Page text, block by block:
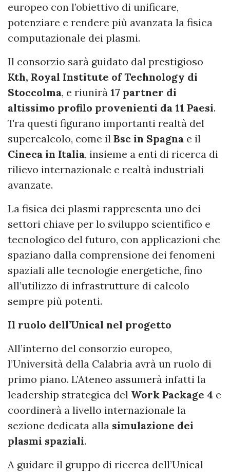
europeo con l’obiettivo di unificare,
potenziare e rendere più avanzata la fisica
computazionale dei plasmi.
Il consorzio sarà guidato dal prestigioso
Kth, Royal Institute of Technology di
Stoccolma, e riunirà 17 partner di
altissimo profilo provenienti da 11 Paesi.
Tra questi figurano importanti realtà del
supercalcolo, come il Bsc in Spagna e il
Cineca in Italia, insieme a enti di ricerca di
rilievo internazionale e realtà industriali
avanzate.
La fisica dei plasmi rappresenta uno dei
settori chiave per lo sviluppo scientifico e
tecnologico del futuro, con applicazioni che
spaziano dalla comprensione dei fenomeni
spaziali alle tecnologie energetiche, fino
all’utilizzo di infrastrutture di calcolo
sempre più potenti.
Il ruolo dell’Unical nel progetto
All’interno del consorzio europeo,
l’Università della Calabria avrà un ruolo di
primo piano. L’Ateneo assumerà infatti la
leadership strategica del Work Package 4 e
coordinerà a livello internazionale la
sezione dedicata alla simulazione dei
plasmi spaziali.
A guidare il gruppo di ricerca dell’Unical